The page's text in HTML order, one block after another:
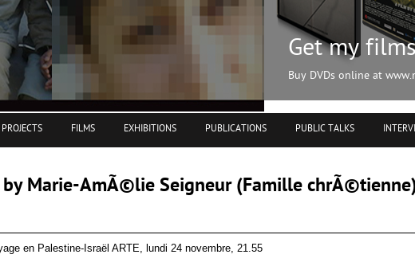
films.com
FILMS EXHIBITIONS PUBLICATIONS PUBLIC TALKS
Marie-AmÃ©lie Seigneur (Famille
en Palestine-Israël ARTE, lundi 24 novembre, 21.55